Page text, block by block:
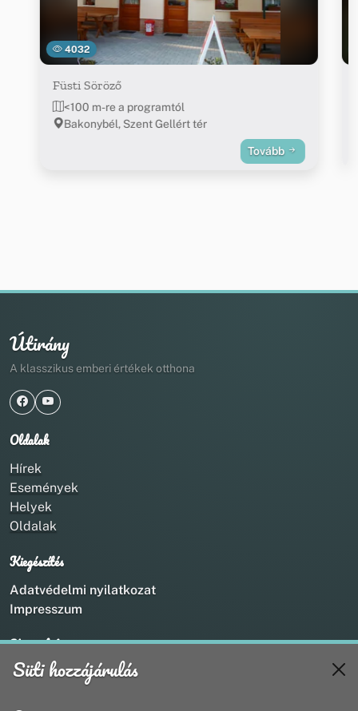
4032
Füsti Söröző
<100 m-re a programtól
Bakonybél, Szent Gellért tér
Tovább
Útirány
A klasszikus emberi értékek otthona
Oldalak
Hírek
Események
Helyek
Oldalak
Kiegészítés
Adatvédelmi nyilatkozat
Impresszum
Kapcsolat
+36 20 211 1888
Süti hozzájárulás